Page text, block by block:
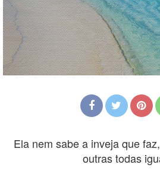
Ela nem sabe a inveja que
outras todas